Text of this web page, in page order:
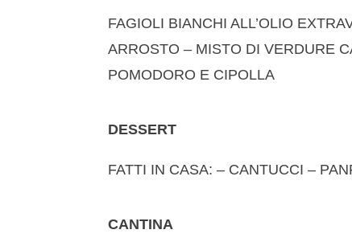
FAGIOLI BIANCHI ALL’OLIO
ARROSTO – MISTO DI VERDURE
POMODORO E CIPOLLA
DESSERT
FATTI IN CASA: – CANTUCCI –
CANTINA